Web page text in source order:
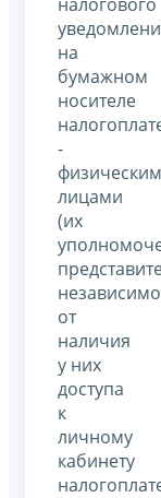
на
бумажном
носителе
-
лицами
(их
независимо
от
наличия
у них
доступа
к
личному
кабинету